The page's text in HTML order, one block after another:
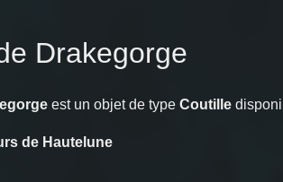
Drakegorge
est un objet de type Coutille
de Hautelune